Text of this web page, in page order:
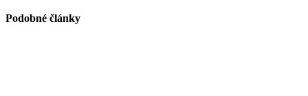
Podobné články